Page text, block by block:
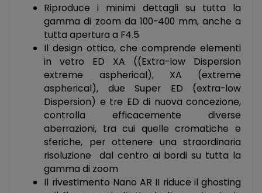
Riproduce i minimi dettagli su tutta la
gamma di zoom da 100-400 mm, anche a
tutta apertura a F4.5
Il design ottico, che comprende elementi
in vetro ED XA ((Extra-low Dispersion
extreme aspherical), XA (extreme
aspherical), due Super ED (extra-low
Dispersion) e tre ED di nuova concezione,
controlla efficacemente diverse
aberrazioni, tra cui quelle cromatiche e
sferiche, per ottenere una straordinaria
risoluzione ​ dal centro ai bordi su tutta la
gamma di zoom
Il rivestimento Nano AR II riduce il ghosting